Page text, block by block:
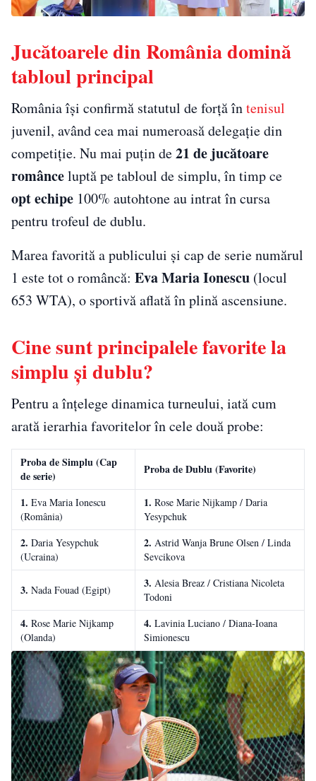
Jucătoarele din România domină
tabloul principal
România își confirmă statutul de forță întenisul
juvenil, având cea mai numeroasă delegație din
competiție. Nu mai puțin de21 de jucătoare
românceluptă pe tabloul de simplu, în timp ce
opt echipe 100% autohtone au intrat în cursa
pentru trofeul de dublu.
Marea favorită a publicului și cap de serie numărul
1 este tot o româncă: Eva Maria Ionescu (locul
653 WTA), o sportivă aflată în plină ascensiune.
Cine sunt principalele favorite la
simplu și dublu?
Pentru a înțelege dinamica turneului, iată cum
arată ierarhia favoritelor în cele două probe:
Proba de Simplu (Cap
de serie)
Proba de Dublu (Favorite)
1. Eva Maria Ionescu
(România)
1. Rose Marie Nijkamp / Daria
Yesypchuk
2. Daria Yesypchuk
(Ucraina)
2. Astrid Wanja Brune Olsen / Linda
Sevcikova
3. Nada Fouad (Egipt) 3. Alesia Breaz / Cristiana Nicoleta
Todoni
4. Rose Marie Nijkamp
(Olanda)
4. Lavinia Luciano / Diana‑Ioana
Simionescu